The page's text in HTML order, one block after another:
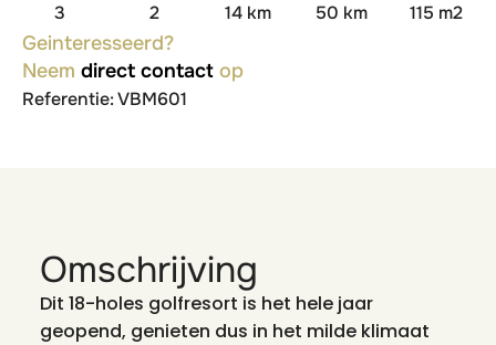
3 2 14 km 50 km 115 m2
Geinteresseerd?
Neem direct contact op
Referentie: VBM601
Omschrijving
Dit 18-holes golfresort is het hele jaar
geopend, genieten dus in het milde klimaat